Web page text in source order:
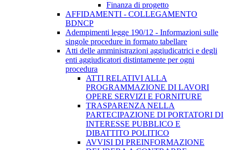
Finanza di progetto
AFFIDAMENTI - COLLEGAMENTO
BDNCP
Adempimenti legge 190/12 - Informazioni sulle
singole procedure in formato tabellare
Atti delle amministrazioni aggiudicatrici e degli
enti aggiudicatori distintamente per ogni
procedura
ATTI RELATIVI ALLA
PROGRAMMAZIONE DI LAVORI
OPERE SERVIZI E FORNITURE
TRASPARENZA NELLA
PARTECIPAZIONE DI PORTATORI DI
INTERESSE PUBBLICO E
DIBATTITO POLITICO
AVVISI DI PREINFORMAZIONE